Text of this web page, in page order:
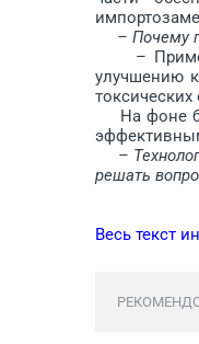
– Почему
–
улучшению
На фоне
–
решать
Весь текст